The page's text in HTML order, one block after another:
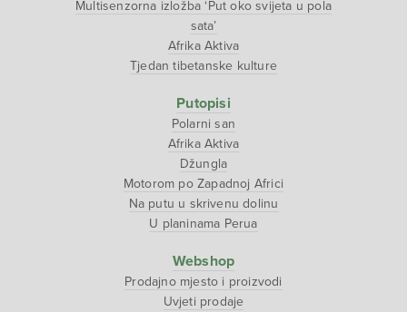
Multisenzorna izložba ‘Put oko svijeta u pola
sata’
Afrika Aktiva
Tjedan tibetanske kulture
Putopisi
Polarni san
Afrika Aktiva
Džungla
Motorom po Zapadnoj Africi
Na putu u skrivenu dolinu
U planinama Perua
Webshop
Prodajno mjesto i proizvodi
Uvjeti prodaje